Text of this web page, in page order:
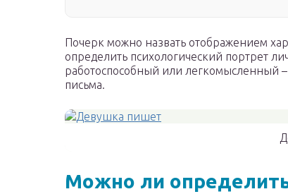
Почерк можно назвать отображением
определить психологический портрет
работоспособный или легкомысленный
письма.
Можно ли